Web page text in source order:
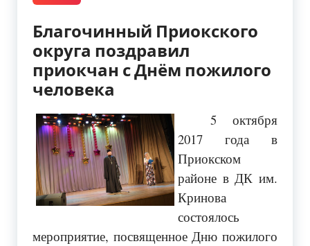
Благочинный Приокского
округа поздравил
приокчан с Днём пожилого
человека
5 октября
2017 года в
Приокском
районе в ДК им.
Кринова
состоялось
мероприятие, посвященное Дню пожилого